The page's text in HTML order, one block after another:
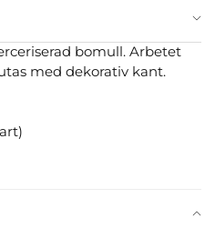
bomull. Arbetet
med dekorativ kant.